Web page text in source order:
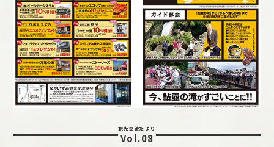
観光交流だより
Vol.08